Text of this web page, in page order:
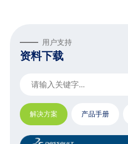
用户支持
资料下载
解决方案 产品手册